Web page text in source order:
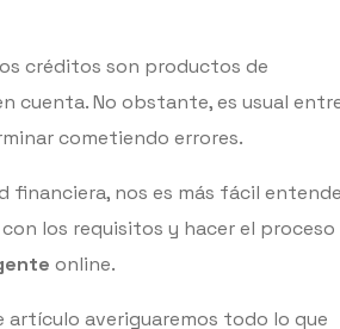
créditos son productos de
cuenta. No obstante, es usual
cometiendo errores.
financiera, nos es más fácil
los requisitos y hacer el proceso
online.
artículo averiguaremos todo lo que